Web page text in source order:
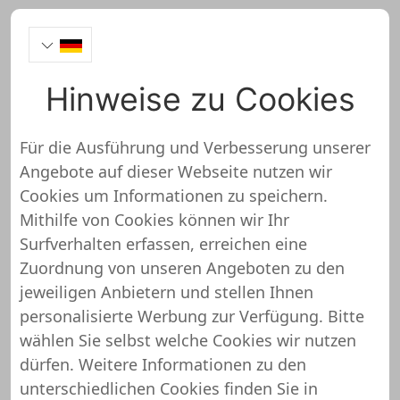
Van Arendonk
Onlineshop Test
So haben wir den Van Arendonk
Onlineshop bewertet
Der Shopuniver Onlineshop Check wird in
bestimmten Kategorien unterteilt. Jede
Hinweise zu Cookies
Für die Ausführung und Verbesserung unserer
Angebote auf dieser Webseite nutzen wir
Cookies um Informationen zu speichern.
Mithilfe von Cookies können wir Ihr
Surfverhalten erfassen, erreichen eine
Zuordnung von unseren Angeboten zu den
jeweiligen Anbietern und stellen Ihnen
personalisierte Werbung zur Verfügung. Bitte
wählen Sie selbst welche Cookies wir nutzen
dürfen. Weitere Informationen zu den
unterschiedlichen Cookies finden Sie in